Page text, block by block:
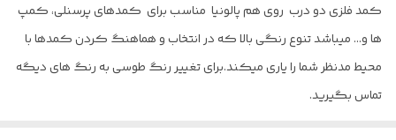
40 سانتی متر
کمد فلزی دو درب روی هم پالونیا مناسب برای کمدهای پرسنلی، کمپ
ها و... میباشد تنوع رنگی بالا که در انتخاب و هماهنگ کردن کمدها با
محیط مدنظر شما را یاری میکند.برای تغییر رنگ طوسی به رنگ های دیگه
تماس بگیرید.